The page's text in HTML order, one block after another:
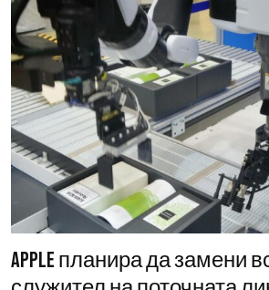
Apple планира да замени